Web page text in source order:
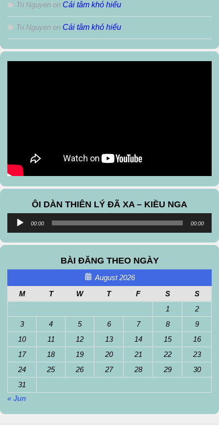
Tri Nguyen on Cái tâm khó hiểu
Tri Nguyen on Cái tâm khó hiểu
ÔI DÀN THIÊN LÝ ĐÃ XA – KIỀU NGA
Audio
00:00 00:00
BÀI ĐĂNG THEO NGÀY
August 2026
M
T W T F S
S
1
2
3
4 5 6 7 8
9
10
11 12 13 14 15
16
17
18 19 20 21 22
23
24
25 26 27 28 29
30
31
« Jun